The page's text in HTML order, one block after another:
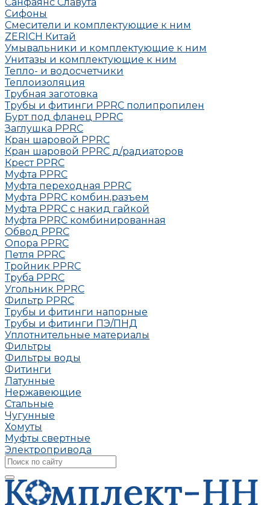
Сифоны
Смесители и комплектующие к ним
ZERICH Китай
Умывальники и комплектующие к ним
Унитазы и комплектующие к ним
Тепло- и водосчетчики
Теплоизоляция
Трубная заготовка
Трубы и фитинги PPRC полипропилен
Бурт под фланец РРRC
Заглушка РРRC
Кран шаровой PPRC
Кран шаровой PPRC д/радиаторов
Крест PPRC
Муфта PPRC
Муфта переходная PPRC
Муфта РРRC комбин.разъем
Муфта PPRC с накид гайкой
Муфта РРRC комбинированная
Обвод РРRC
Опора РРRC
Петля РРRC
Тройник РРRC
Труба РРRC
Угольник РРRC
Фильтр PPRC
Трубы и фитинги напорные
Трубы и фитинги ПЭ/ПНД
Уплотнительные материалы
Фильтры
Фильтры воды
Фитинги
Латунные
Нержавеющие
Стальные
Чугунные
Хомуты
Муфты свертные
Электропривода